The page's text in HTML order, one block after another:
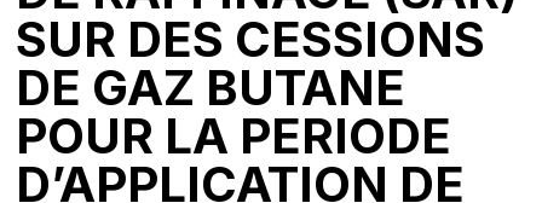
SUR DES CESSIONS
DE GAZ BUTANE
POUR LA PERIODE
D’APPLICATION DE